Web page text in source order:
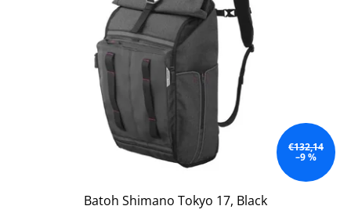
€132,14
–9 %
Batoh Shimano Tokyo 17, Black